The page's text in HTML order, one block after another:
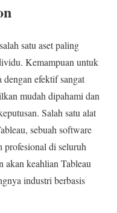
satu aset paling
Kemampuan untuk
efektif sangat
mudah dipahami dan
Salah satu alat
sebuah software
di seluruh
akan keahlian Tableau
industri berbasis